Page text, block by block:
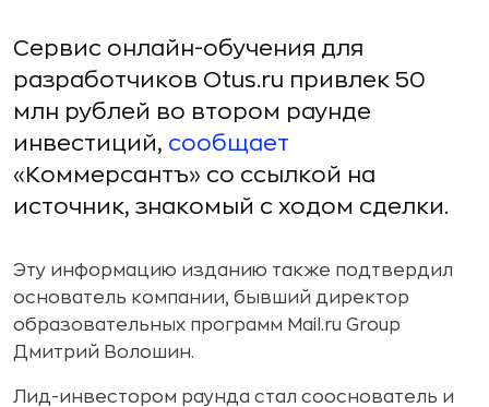
Сервис онлайн-обучения для
разработчиков Otus.ru привлек 50
млн рублей во втором раунде
инвестиций, сообщает
«Коммерсантъ» со ссылкой на
источник, знакомый с ходом сделки.
Эту информацию изданию также подтвердил
основатель компании, бывший директор
образовательных программ Mail.ru Group
Дмитрий Волошин.
Лид-инвестором раунда стал сооснователь и